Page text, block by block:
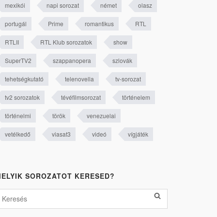
mexikói napi sorozat német olasz
portugál Prime romantikus RTL
RTLII RTL Klub sorozatok show
SuperTV2 szappanopera szlovák
tehetségkutató telenovella tv-sorozat
tv2 sorozatok tévéfilmsorozat történelem
történelmi török venezuelai
vetélkedő viasat3 videó vígjáték
SOROZATOT KERESED?